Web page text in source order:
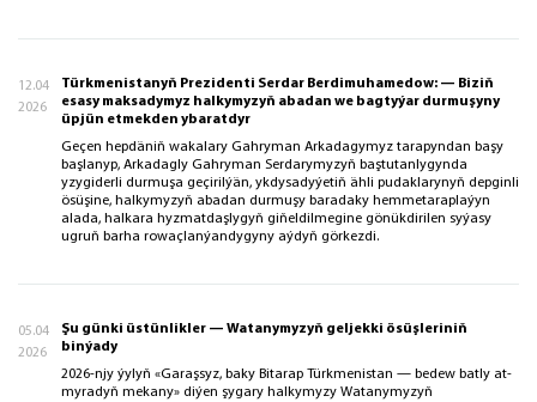
12.04
2026
Türkmenistanyň Prezidenti Serdar Berdimuhamedow: — Biziň
esasy maksadymyz halkymyzyň abadan we bagtyýar durmuşyny
üpjün etmekden ybaratdyr
Geçen hepdäniň wakalary Gahryman Arkadagymyz tarapyndan başy
başlanyp, Arkadagly Gahryman Serdarymyzyň baştutanlygynda
yzygiderli durmuşa geçirilýän, ykdysadyýetiň ähli pudaklarynyň depginli
ösüşine, halkymyzyň abadan durmuşy baradaky hemmetaraplaýyn
alada, halkara hyzmatdaşlygyň giňeldilmegine gönükdirilen syýasy
ugruň barha rowaçlanýandygyny aýdyň görkezdi.
05.04
2026
Şu günki üstünlikler — Watanymyzyň geljekki ösüşleriniň
binýady
2026-njy ýylyň «Garaşsyz, baky Bitarap Türkmenistan — bedew batly at-
myradyň mekany» diýen şygary halkymyzy Watanymyzyň